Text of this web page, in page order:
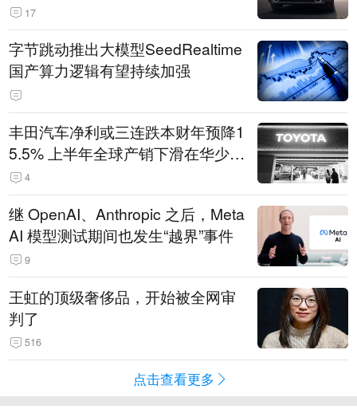
17
字节跳动推出大模型SeedRealtime
国产算力逻辑有望持续加强
丰田汽车净利或三连跌本财年预降1
5.5% 上半年全球产销下滑在华少卖
14.3万辆
4
继 OpenAI、Anthropic 之后，Meta
AI 模型测试期间也发生“越界”事件
9
王虹的顶级奢侈品，开始被全网审
判了
516
点击查看更多